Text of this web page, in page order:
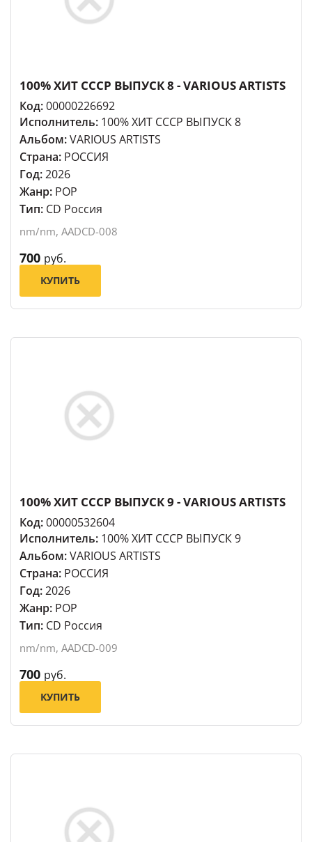
100% ХИТ СССР ВЫПУСК 8 - VARIOUS ARTISTS
Код:00000226692
Исполнитель: 100% ХИТ СССР ВЫПУСК 8
Альбом:VARIOUS ARTISTS
Страна: РОССИЯ
Год:2026
Жанр: POP
Тип: CD Россия
nm/nm, AADCD-008
700 руб.
КУПИТЬ
100% ХИТ СССР ВЫПУСК 9 - VARIOUS ARTISTS
Код:00000532604
Исполнитель: 100% ХИТ СССР ВЫПУСК 9
Альбом:VARIOUS ARTISTS
Страна: РОССИЯ
Год:2026
Жанр: POP
Тип: CD Россия
nm/nm, AADCD-009
700 руб.
КУПИТЬ